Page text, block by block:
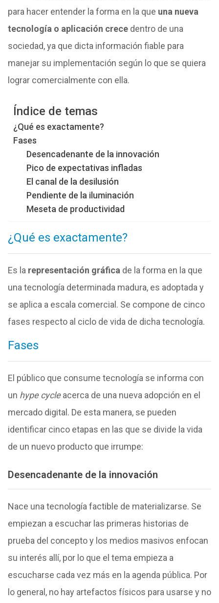
para hacer entender la forma en la que una nueva
tecnología o aplicación crecedentro de una
sociedad, ya que dicta información fiable para
manejar su implementación según lo que se quiera
lograr comercialmente con ella.
Índice de temas
¿Qué es exactamente?
Fases
Desencadenante de la innovación
Pico de expectativas infladas
El canal de la desilusión
Pendiente de la iluminación
Meseta de productividad
¿Qué es exactamente?
Es la representación gráfica de la forma en la que
una tecnología determinada madura, es adoptada y
se aplica a escala comercial. Se compone de cinco
fases respecto al ciclo de vida de dicha tecnología.
Fases
El público que consume tecnología se informa con
un hype cycleacerca de una nueva adopción en el
mercado digital. De esta manera, se pueden
identificar cinco etapas en las que se divide la vida
de un nuevo producto que irrumpe:
Desencadenante de la innovación
Nace una tecnología factible de materializarse. Se
empiezan a escuchar las primeras historias de
prueba del concepto y los medios masivos enfocan
su interés allí, por lo que el tema empieza a
escucharse cada vez más en la agenda pública. Por
lo general, no hay artefactos físicos para usarse y no